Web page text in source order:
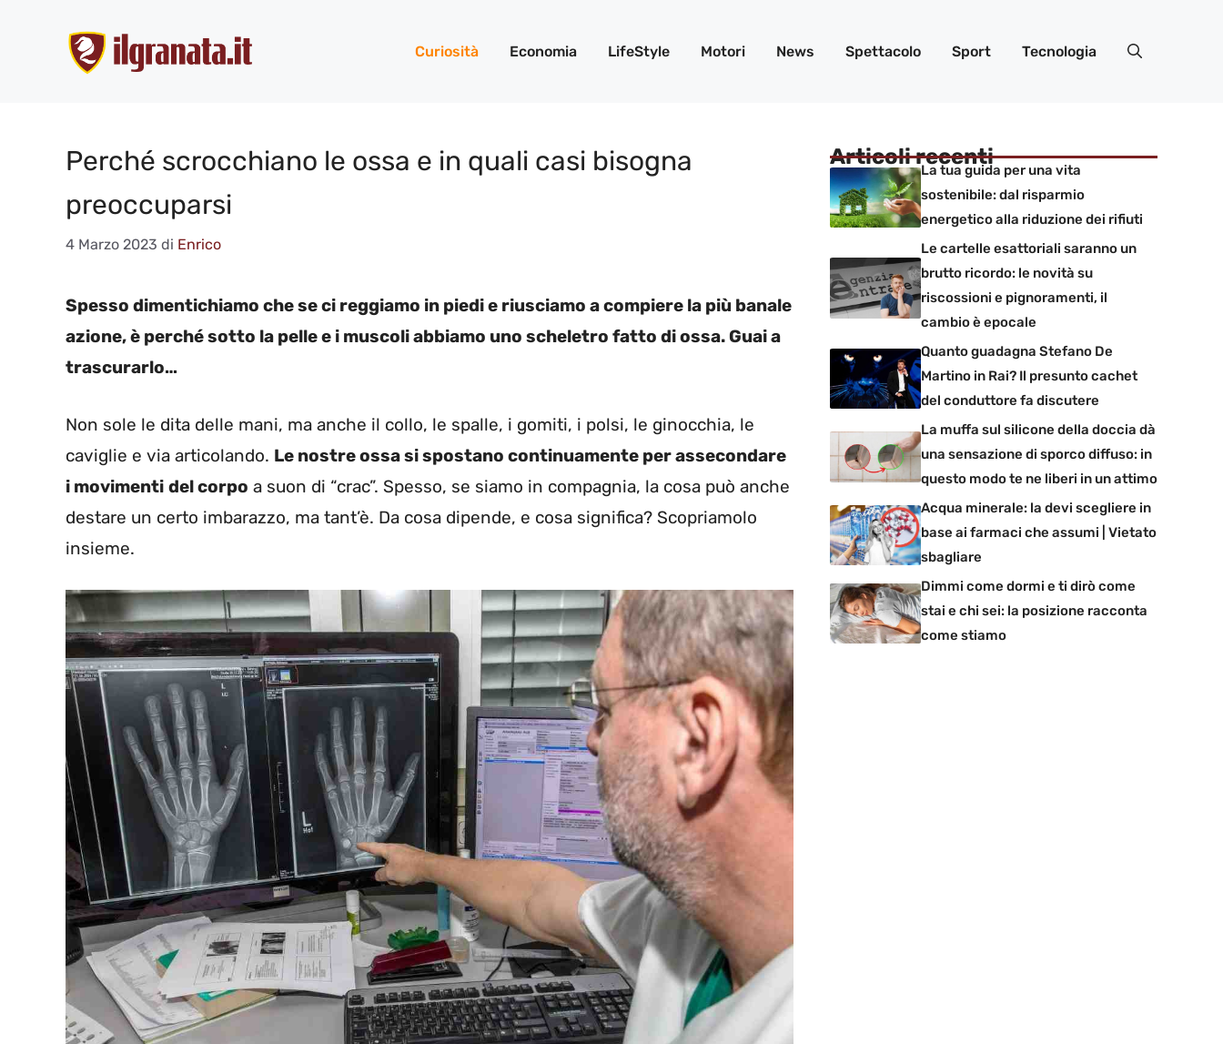
contenuto
Curiosità Economia LifeStyle Motori News Spettacolo Sport Tecnologia
Perché scrocchiano le ossa e in quali casi bisogna
preoccuparsi
4 Marzo 2023 di Enrico
Spesso dimentichiamo che se ci reggiamo in piedi e riusciamo a compiere la più banale
azione, è perché sotto la pelle e i muscoli abbiamo uno scheletro fatto di ossa. Guai a
trascurarlo…
Non sole le dita delle mani, ma anche il collo, le spalle, i gomiti, i polsi, le ginocchia, le
caviglie e via articolando. Le nostre ossa si spostano continuamente per assecondare
i movimenti del corpo a suon di “crac”. Spesso, se siamo in compagnia, la cosa può anche
destare un certo imbarazzo, ma tant’è. Da cosa dipende, e cosa significa? Scopriamolo
insieme.
Articoli recenti
La tua guida per una vita
sostenibile: dal risparmio
energetico alla riduzione dei rifiuti
Le cartelle esattoriali saranno un
brutto ricordo: le novità su
riscossioni e pignoramenti, il
cambio è epocale
Quanto guadagna Stefano De
Martino in Rai? Il presunto cachet
del conduttore fa discutere
La muffa sul silicone della doccia dà
una sensazione di sporco diffuso: in
questo modo te ne liberi in un attimo
Acqua minerale: la devi scegliere in
base ai farmaci che assumi | Vietato
sbagliare
Dimmi come dormi e ti dirò come
stai e chi sei: la posizione racconta
come stiamo